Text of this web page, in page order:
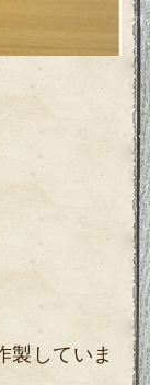
製していま